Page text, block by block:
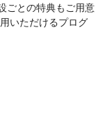
ごとの特典もご用意
いただけるプログ